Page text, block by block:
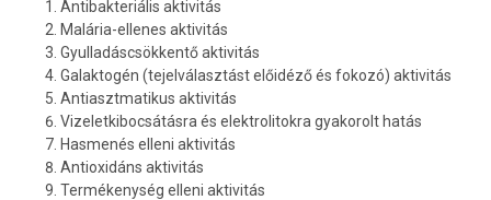
Antibakteriális aktivitás
Malária-ellenes aktivitás
Gyulladáscsökkentő aktivitás
Galaktogén (tejelválasztást előidéző és fokozó) aktivitás
Antiasztmatikus aktivitás
Vizeletkibocsátásra és elektrolitokra gyakorolt hatás
Hasmenés elleni aktivitás
Antioxidáns aktivitás
Termékenység elleni aktivitás